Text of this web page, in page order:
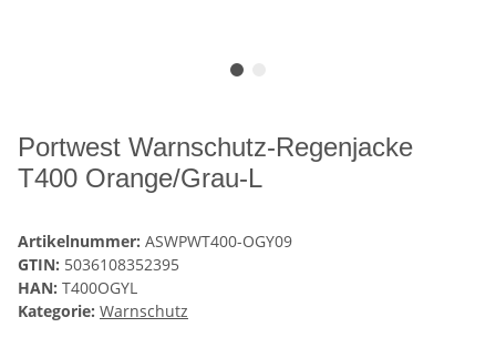
Portwest Warnschutz-Regenjacke
T400 Orange/Grau-L
Artikelnummer: ASWPWT400-OGY09
GTIN: 5036108352395
HAN: T400OGYL
Kategorie: Warnschutz